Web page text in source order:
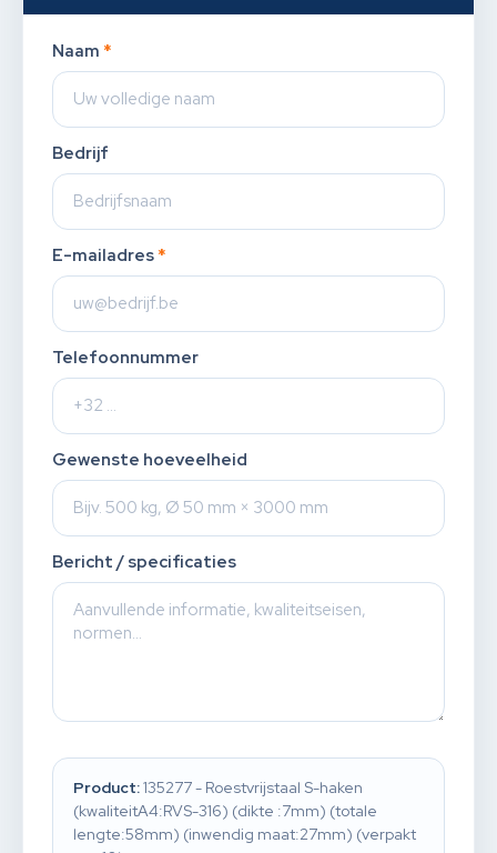
Naam *
Bedrijf
E-mailadres *
Telefoonnummer
Gewenste hoeveelheid
Bericht / specificaties
Product:135277 - Roestvrijstaal S-haken
(kwaliteitA4:RVS-316) (dikte :7mm) (totale
lengte:58mm) (inwendig maat:27mm) (verpakt